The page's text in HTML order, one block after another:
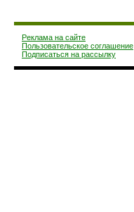
Реклама на сайте
Пользовательское соглашение
Подписаться на рассылку